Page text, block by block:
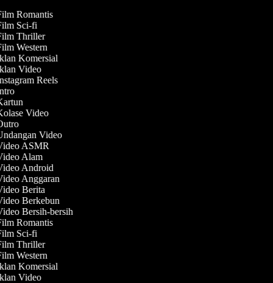
Romantis
Sci-fi
Thriller
Western
Komersial
Video
Reels
Video
Video
ASMR
Alam
Android
Anggaran
Berita
Berkebun
Bersih-bersih
Romantis
Sci-fi
Thriller
Western
Komersial
Video